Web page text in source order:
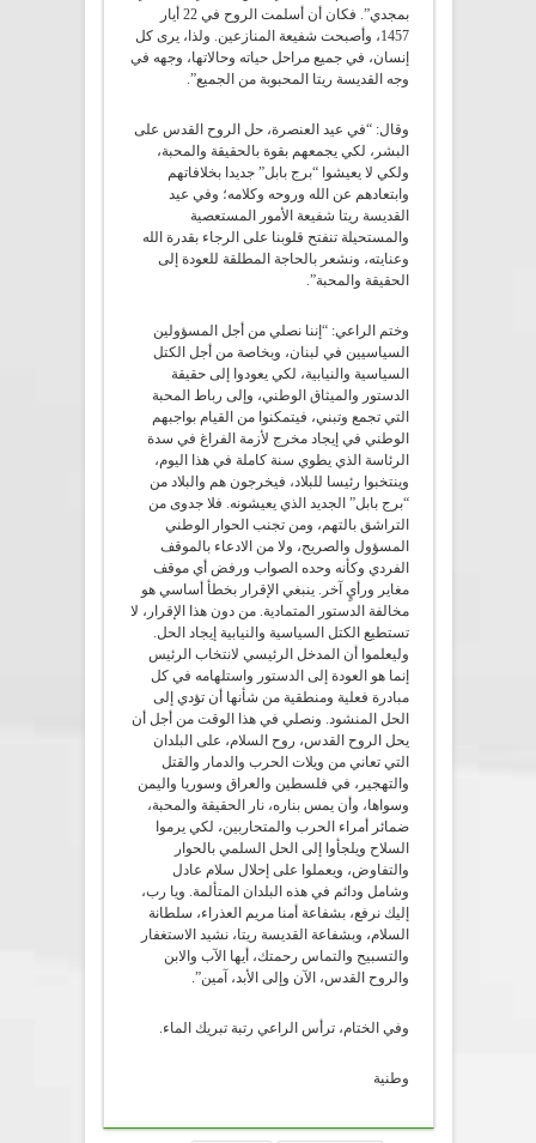
بمجدي”. فكان أن أسلمت الروح في 22 أيار
1457، وأصبحت شفيعة المنازعين. ولذا، يرى كل
إنسان، في جميع مراحل حياته وحالاتها، وجهه في
وجه القديسة ريتا المحبوبة من الجميع”.
وقال: “في عيد العنصرة، حل الروح القدس على
البشر، لكي يجمعهم بقوة بالحقيقة والمحبة،
ولكي لا يعيشوا “برج بابل” جديدا بخلافاتهم
وابتعادهم عن الله وروحه وكلامه؛ وفي عيد
القديسة ريتا شفيعة الأمور المستعصية
والمستحيلة تنفتح قلوبنا على الرجاء بقدرة الله
وعنايته، ونشعر بالحاجة المطلقة للعودة إلى
الحقيقة والمحبة”.
وختم الراعي: “إننا نصلي من أجل المسؤولين
السياسيين في لبنان، وبخاصة من أجل الكتل
السياسية والنيابية، لكي يعودوا إلى حقيقة
الدستور والميثاق الوطني، وإلى رباط المحبة
التي تجمع وتبني، فيتمكنوا من القيام بواجبهم
الوطني في إيجاد مخرج لأزمة الفراغ في سدة
الرئاسة الذي يطوي سنة كاملة في هذا اليوم،
وينتخبوا رئيسا للبلاد، فيخرجون هم والبلاد من
“برج بابل” الجديد الذي يعيشونه. فلا جدوى من
التراشق بالتهم، ومن تجنب الحوار الوطني
المسؤول والصريح، ولا من الادعاء بالموقف
الفردي وكأنه وحده الصواب ورفض أي موقف
مغاير ورأيٍ آخر. ينبغي الإقرار بخطأ أساسي هو
مخالفة الدستور المتمادية. من دون هذا الإقرار، لا
تستطيع الكتل السياسية والنيابية إيجاد الحل.
وليعلموا أن المدخل الرئيسي لانتخاب الرئيس
إنما هو العودة إلى الدستور واستلهامه في كل
مبادرة فعلية ومنطقية من شأنها أن تؤدي إلى
الحل المنشود. ونصلي في هذا الوقت من أجل أن
يحل الروح القدس، روح السلام، على البلدان
التي تعاني من ويلات الحرب والدمار والقتل
والتهجير، في فلسطين والعراق وسوريا واليمن
وسواها، وأن يمس بناره، نار الحقيقة والمحبة،
ضمائر أمراء الحرب والمتحاربين، لكي يرموا
السلاح ويلجأوا إلى الحل السلمي بالحوار
والتفاوض، ويعملوا على إحلال سلام عادل
وشامل ودائم في هذه البلدان المتألمة. ويا رب،
إليك نرفع، بشفاعة أمنا مريم العذراء، سلطانة
السلام، وبشفاعة القديسة ريتا، نشيد الاستغفار
والتسبيح والتماس رحمتك، أيها الآب والابن
والروح القدس، الآن وإلى الأبد، آمين”.
وفي الختام، ترأس الراعي رتبة تبريك الماء.
وطنية